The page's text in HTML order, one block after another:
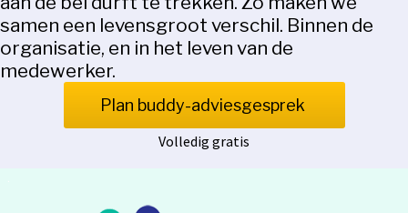
samen een levensgroot verschil. Binnen de
organisatie, en in het leven van de
medewerker.
Plan buddy-adviesgesprek
Volledig gratis
.